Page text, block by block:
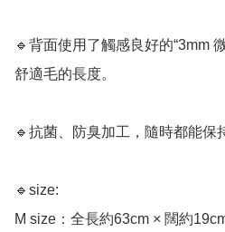
🔹背面使用了觸感良好的“3mm
舒適毛的長度。
🔹抗菌、防臭加工，隨時都能保
🔹size:
M size：全長約63cm × 闊約